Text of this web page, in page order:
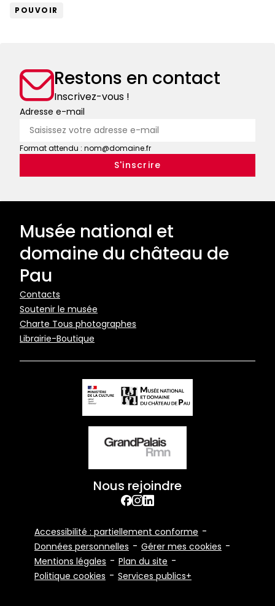
POUVOIR
Restons en contact
Inscrivez-vous !
Adresse e-mail
Format attendu : nom@domaine.fr
Musée national et
domaine du château de
Pau
Pied
de
page
Contacts
Soutenir le musée
Charte Tous photographes
Librairie-Boutique
Nous rejoindre
facebook
Instagram
Bottom
Accessibilité : partiellement conforme
Données personnelles
Gérer mes cookies
Mentions légales
Plan du site
Politique cookies
Services publics+